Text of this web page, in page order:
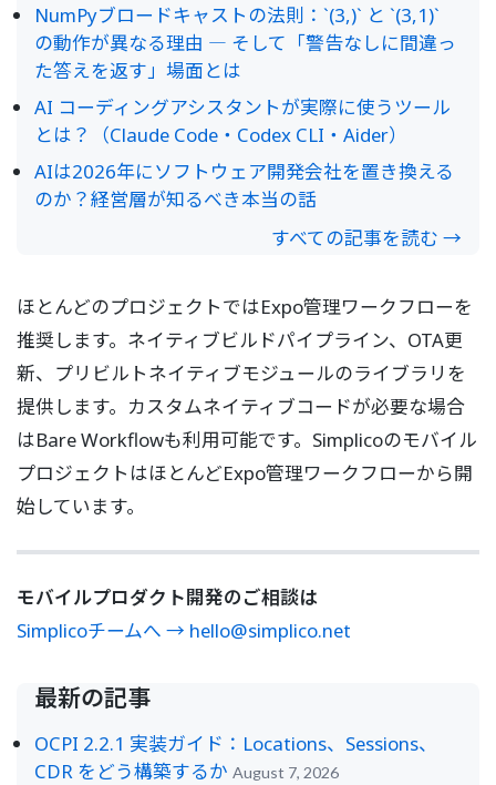
NumPyブロードキャストの法則：`(3,)` と `(3,1)`
の動作が異なる理由 ― そして「警告なしに間違っ
た答えを返す」場面とは
AI コーディングアシスタントが実際に使うツール
とは？（Claude Code・Codex CLI・Aider）
AIは2026年にソフトウェア開発会社を置き換える
のか？経営層が知るべき本当の話
すべての記事を読む →
ほとんどのプロジェクトではExpo管理ワークフローを
推奨します。ネイティブビルドパイプライン、OTA更
新、プリビルトネイティブモジュールのライブラリを
提供します。カスタムネイティブコードが必要な場合
はBare Workflowも利用可能です。Simplicoのモバイル
プロジェクトはほとんどExpo管理ワークフローから開
始しています。
モバイルプロダクト開発のご相談は
Simplicoチームへ → hello@simplico.net
最新の記事
OCPI 2.2.1 実装ガイド：Locations、Sessions、
CDR をどう構築するか August 7, 2026